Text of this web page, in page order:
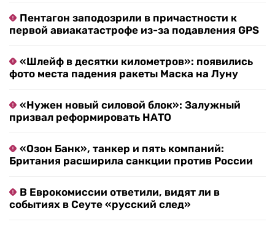
Пентагон заподозрили в причастности к
первой авиакатастрофе из-за подавления GPS
«Шлейф в десятки километров»: появились
фото места падения ракеты Маска на Луну
«Нужен новый силовой блок»: Залужный
призвал реформировать НАТО
«Озон Банк», танкер и пять компаний:
Британия расширила санкции против России
В Еврокомиссии ответили, видят ли в
событиях в Сеуте «русский след»